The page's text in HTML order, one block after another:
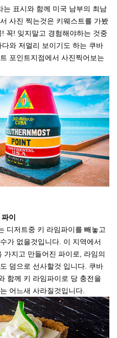
는 표시와 함께 미국 남부의 최남
사진 찍는것은 키웨스트를 가봤
꼭! 잊지말고 경험해야하는 것중
와 저멀리 보이기도 하는 쿠바
포인트지점에서 사진찍어보는
이
디저트중 키 라임파이를 빼놓고
가 없을것입니다. 이 지역에서
가지고 만들어진 파이로, 라임의
덤으로 선사할것 입니다. 쿠바
함께 키 라임파이로 당 충전을
어느새 사라질것입니다.